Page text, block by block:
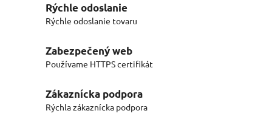
Rýchle odoslanie
Rýchle odoslanie tovaru
Zabezpečený web
Používame HTTPS certifikát
Zákaznícka podpora
Rýchla zákaznícka podpora